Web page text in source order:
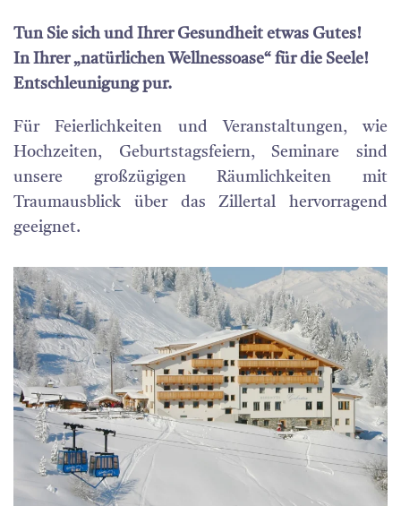
Tun Sie sich und Ihrer Gesundheit etwas Gutes!
In Ihrer „natürlichen Wellnessoase“ für die Seele!
Entschleunigung pur.
Für Feierlichkeiten und Veranstaltungen, wie
Hochzeiten, Geburtstagsfeiern, Seminare sind
unsere großzügigen Räumlichkeiten mit
Traumausblick über das Zillertal hervorragend
geeignet.